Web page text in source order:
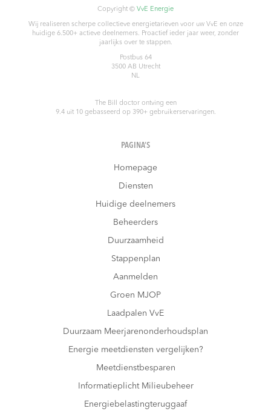
Copyright © VvE Energie
Wij realiseren scherpe collectieve energietarieven voor uw VvE en onze
huidige 6.500+ actieve deelnemers. Proactief ieder jaar weer, zonder
jaarlijks over te stappen.
Postbus 64
3500 AB Utrecht
NL
The Bill doctorontving een
9.4uit 10gebasseerd op 390+ gebruikerservaringen.
PAGINA’S
Homepage
Diensten
Huidige deelnemers
Beheerders
Duurzaamheid
Stappenplan
Aanmelden
Groen MJOP
Laadpalen VvE
Duurzaam Meerjarenonderhoudsplan
Energie meetdiensten vergelijken?
Meetdienstbesparen
Informatieplicht Milieubeheer
Energiebelastingteruggaaf